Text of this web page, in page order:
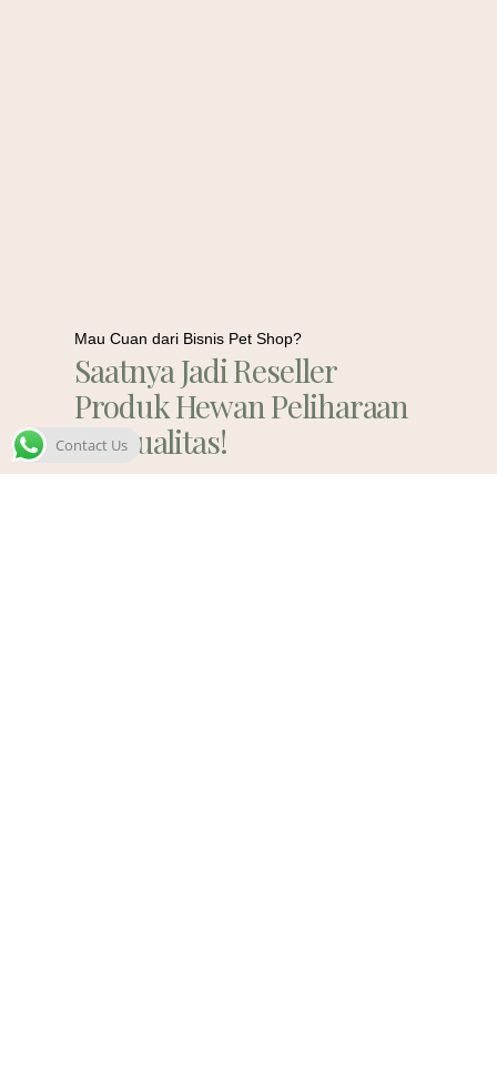
Mau Cuan dari Bisnis Pet Shop?
Saatnya Jadi Reseller
Produk Hewan Peliharaan
Berkualitas!
Contact Us